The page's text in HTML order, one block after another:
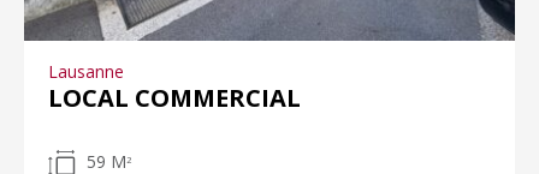
Lausanne
LOCAL COMMERCIAL
59 M 2